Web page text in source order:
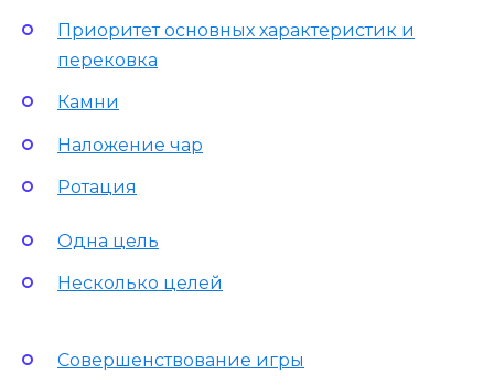
Приоритет основных характеристик и
перековка
Камни
Наложение чар
Ротация
Одна цель
Несколько целей
Совершенствование игры